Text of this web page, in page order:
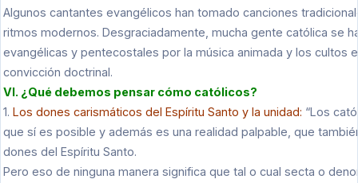
Algunos cantantes evangélicos han tomado canciones
ritmos modernos. Desgraciadamente, mucha gente católica se
evangélicas y pentecostales por la música animada y los cultos
convicción doctrinal.
VI. ¿Qué debemos pensar cómo católicos?
1. Los dones carismáticos del Espíritu Santo y la unidad: “Los
que sí es posible y además es una realidad palpable, que
dones del Espíritu Santo.
Pero eso de ninguna manera significa que tal o cual secta o